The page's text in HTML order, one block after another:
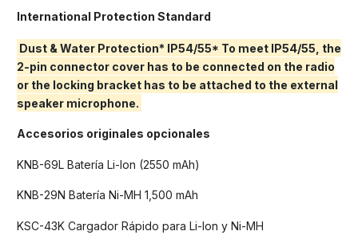
International Protection Standard
Dust & Water Protection* IP54/55* To meet IP54/55, the
2-pin connector cover has to be connected on the radio
or the locking bracket has to be attached to the external
speaker microphone.
Accesorios originales opcionales
KNB-69L Batería Li-Ion (2550 mAh)
KNB-29N Batería Ni-MH 1,500 mAh
KSC-43K Cargador Rápido para Li-Ion y Ni-MH